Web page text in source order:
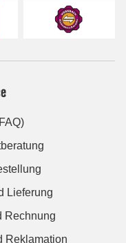
Lieferung
Rechnung
Reklamation